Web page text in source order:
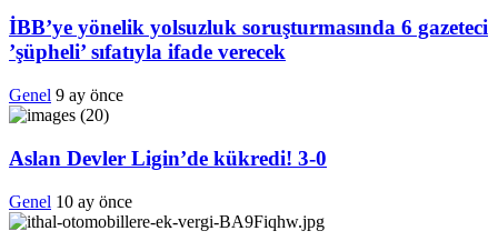
İBB’ye yönelik yolsuzluk soruşturmasında 6 gazeteci
’şüpheli’ sıfatıyla ifade verecek
Genel 9 ay önce
Aslan Devler Ligin’de kükredi! 3-0
Genel 10 ay önce